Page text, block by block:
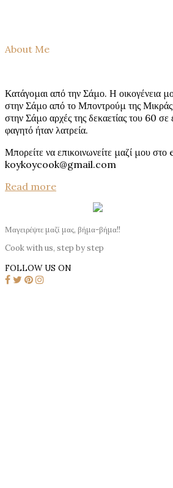
About Me
Κατάγομαι από την Σάμο. Η οικογένεια
στην Σάμο από το Μποντρούμ της
στην Σάμο αρχές της δεκαετίας του 60 σε
φαγητό ήταν λατρεία.
Μπορείτε να επικοινωνείτε μαζί μου
koykoycook@gmail.com
Read more
Μαγειρέψτε μαζί μας, βήμα-βήμα!!
Cook with us, step by step
FOLLOW US ON